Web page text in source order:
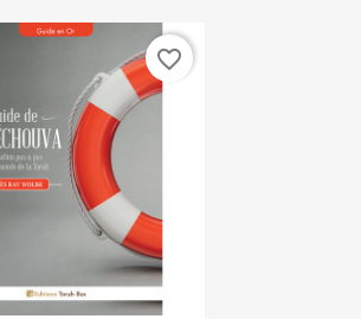
favorite_border